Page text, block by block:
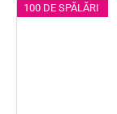
100 DE SPĂLĂRI